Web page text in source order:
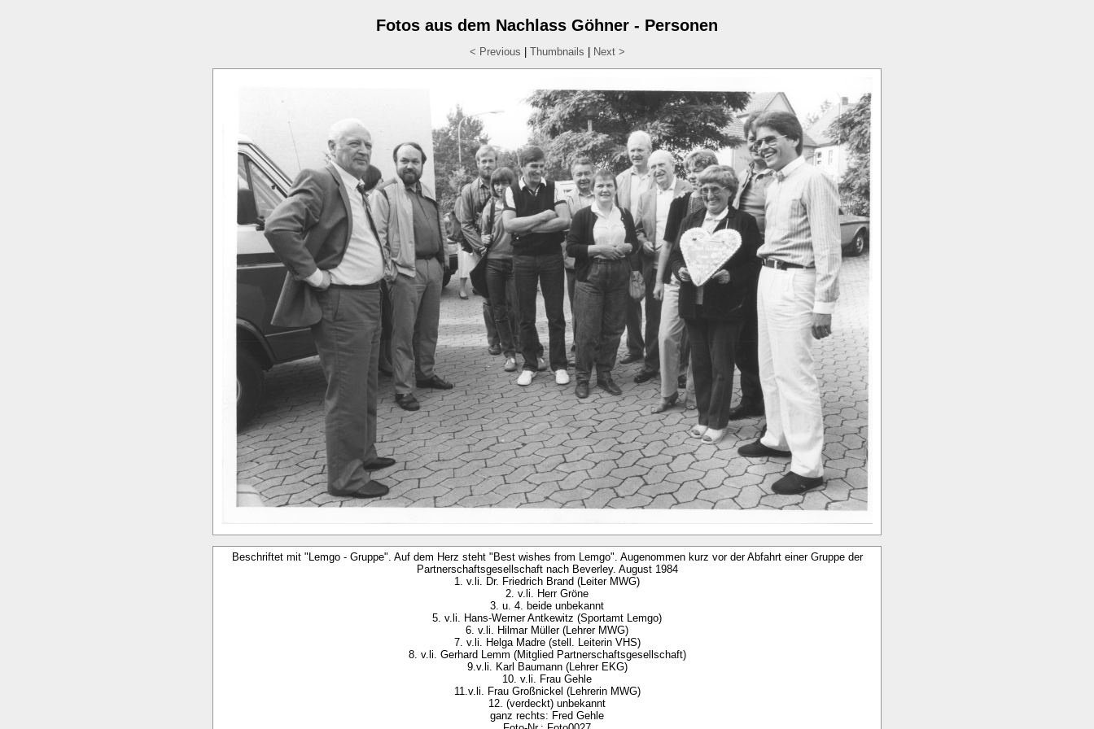
Fotos aus dem Nachlass Göhner - Personen
< Previous Thumbnails Next >
Beschriftet mit "Lemgo - Gruppe". Auf dem Herz steht "Best wishes from Lemgo". Augenommen kurz vor der Abfahrt einer Gruppe der
Partnerschaftsgesellschaft nach Beverley. August 1984
1. v.li. Dr. Friedrich Brand (Leiter MWG)
2. v.li. Herr Gröne
3. u. 4. beide unbekannt
5. v.li. Hans-Werner Antkewitz (Sportamt Lemgo)
6. v.li. Hilmar Müller (Lehrer MWG)
7. v.li. Helga Madre (stell. Leiterin VHS)
8. v.li. Gerhard Lemm (Mitglied Partnerschaftsgesellschaft)
9.v.li. Karl Baumann (Lehrer EKG)
10. v.li. Frau Gehle
11.v.li. Frau Großnickel (Lehrerin MWG)
12. (verdeckt) unbekannt
ganz rechts: Fred Gehle